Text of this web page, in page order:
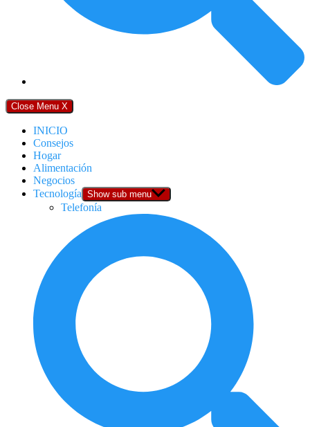
Close Menu X
INICIO
Consejos
Hogar
Alimentación
Negocios
Tecnología Show sub menu
Telefonía